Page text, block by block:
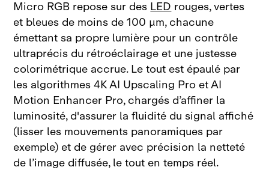
Micro RGB repose sur desLEDrouges, vertes
et bleues de moins de 100 µm, chacune
émettant sa propre lumière pour un contrôle
ultraprécis du rétroéclairage et une justesse
colorimétrique accrue. Le tout est épaulé par
les algorithmes 4K AI Upscaling Pro et AI
Motion Enhancer Pro, chargés d’affiner la
luminosité, d'assurer la fluidité du signal affiché
(lisser les mouvements panoramiques par
exemple) et de gérer avec précision la netteté
de l’image diffusée, le tout en temps réel.